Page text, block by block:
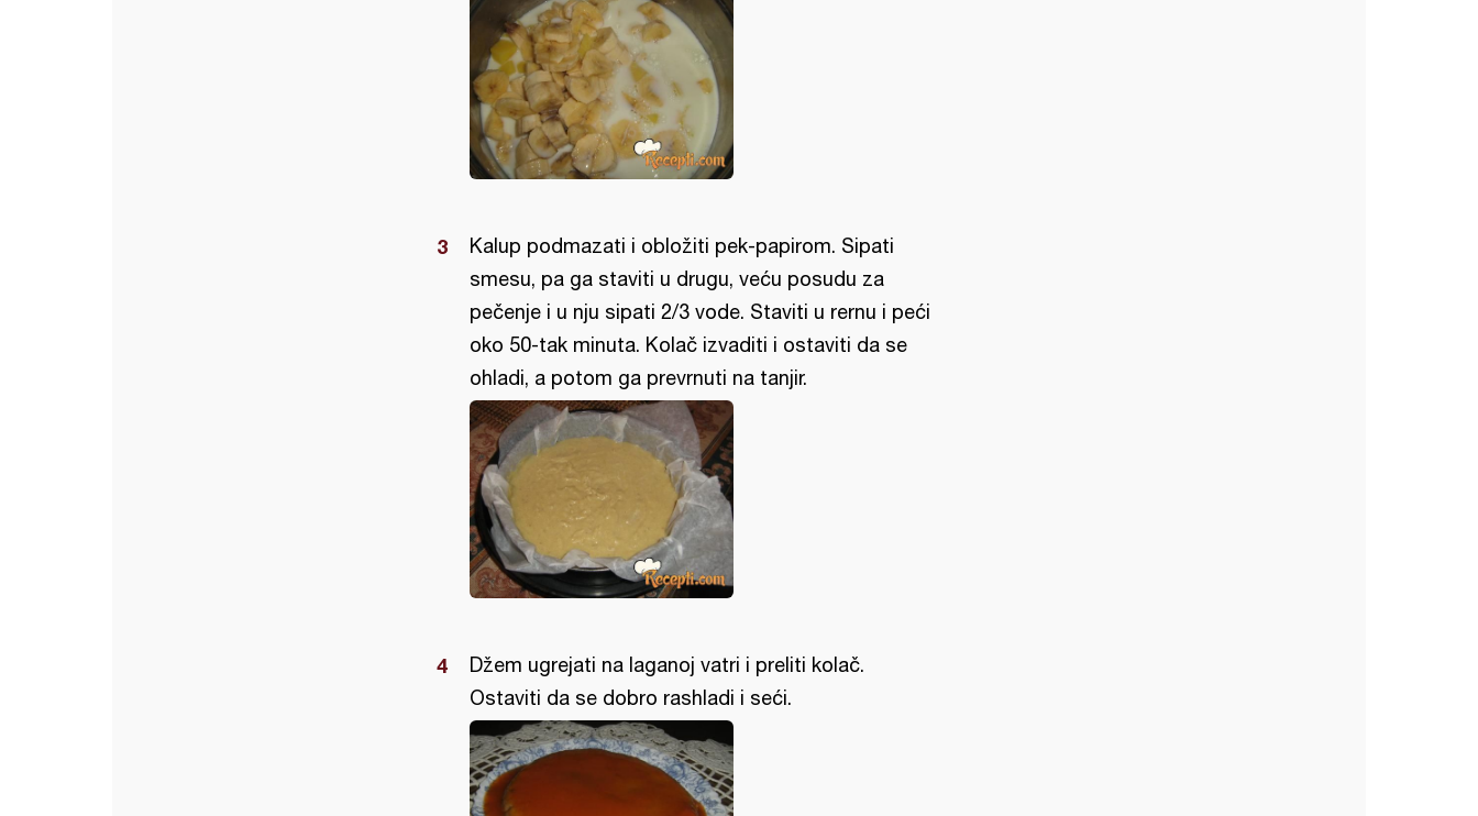
Kalup podmazati i obložiti pek-papirom. Sipati
smesu, pa ga staviti u drugu, veću posudu za
pečenje i u nju sipati 2/3 vode. Staviti u rernu i peći
oko 50-tak minuta. Kolač izvaditi i ostaviti da se
ohladi, a potom ga prevrnuti na tanjir.
Džem ugrejati na laganoj vatri i preliti kolač.
Ostaviti da se dobro rashladi i seći.